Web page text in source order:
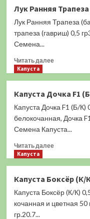
Медонос
(Шнитт)
0,5
цена)
Лук Ранняя
Лук Ранняя Трапеза
трапеза (гавриш) 0,5
Семена...
Читать далееПрочитать
Ранняя
Трапеза
(батун)
гр.
(Лучшая
Капуста
Капуста Дочка F1
Капуста Дочка F1 (Б/К)
белокочанная, Дочка
Семена Капуста...
Читать далееПрочитать
Дочка
F1
(Б/
Капуста
Капуста Боксёр (К/
Капуста Боксёр (К/К)
кочанная и цветная
гр.20.7...